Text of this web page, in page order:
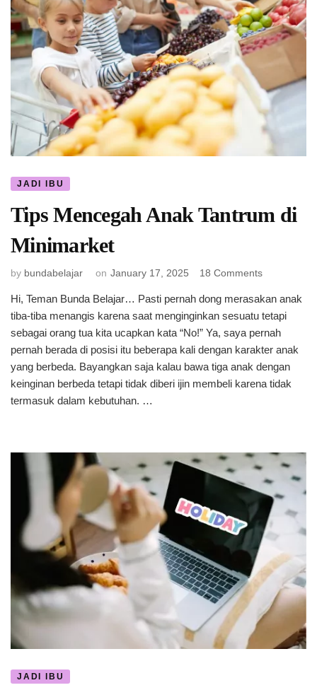
JADI IBU
Tips Mencegah Anak Tantrum di
Minimarket
by bundabelajar on January 17, 2025 18 Commentson
Mencegah
Anak
Tantrum
di
Hi, Teman Bunda Belajar… Pasti pernah dong merasakan anak
tiba-tiba menangis karena saat menginginkan sesuatu tetapi
sebagai orang tua kita ucapkan kata “No!” Ya, saya pernah
pernah berada di posisi itu beberapa kali dengan karakter anak
yang berbeda. Bayangkan saja kalau bawa tiga anak dengan
keinginan berbeda tetapi tidak diberi ijin membeli karena tidak
termasuk dalam kebutuhan. …
JADI IBU